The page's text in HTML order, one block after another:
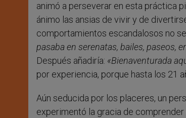
animó a perseverar en esta práctica
ánimo las ansias de vivir y de
comportamientos escandalosos no
pasaba en serenatas, bailes, paseos,
Después añadiría: «Bienaventurada
por experiencia, porque hasta los 21
Aún seducida por los placeres, un
experimentó la gracia de comprender